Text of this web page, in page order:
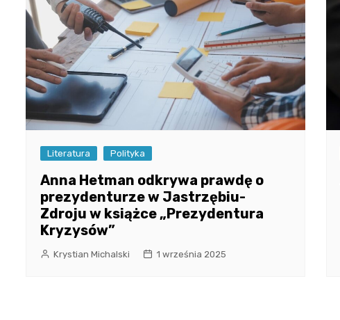
Literatura Polityka
Anna Hetman odkrywa prawdę o
prezydenturze w Jastrzębiu-
Zdroju w książce „Prezydentura
Kryzysów”
Krystian Michalski 1 września 2025